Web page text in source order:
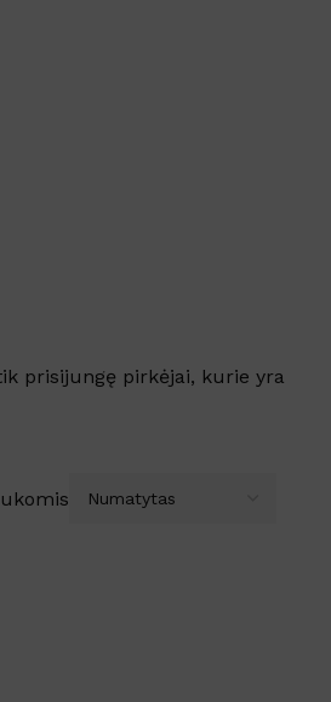
prisijungę pirkėjai, kurie yra